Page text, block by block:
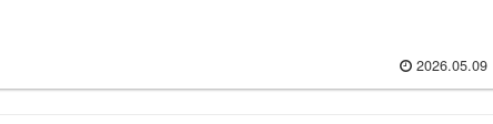
2026.05.09